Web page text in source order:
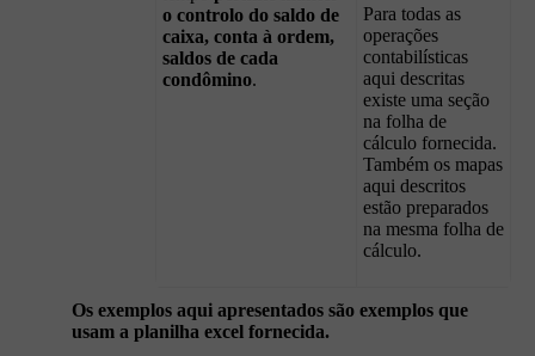
o controlo do saldo de
caixa, conta à ordem,
saldos de cada
condômino.
Para todas as
operações
contabilísticas
aqui descritas
existe uma seção
na folha de
cálculo fornecida.
Também os mapas
aqui descritos
estão preparados
na mesma folha de
cálculo.
Os exemplos aqui apresentados são exemplos que
usam a planilha excel fornecida.